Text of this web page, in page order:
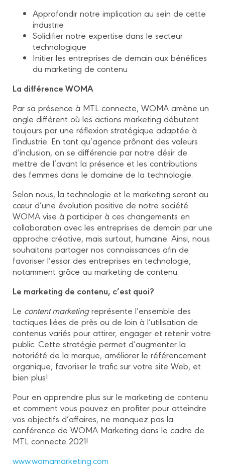
Approfondir notre implication au sein de cette
industrie
Solidifier notre expertise dans le secteur
technologique
Initier les entreprises de demain aux bénéfices
du marketing de contenu
La différence WOMA
Par sa présence à MTL connecte, WOMA amène un
angle différent où les actions marketing débutent
toujours par une réflexion stratégique adaptée à
l’industrie. En tant qu’agence prônant des valeurs
d’inclusion, on se différencie par notre désir de
mettre de l’avant la présence et les contributions
des femmes dans le domaine de la technologie.
Selon nous, la technologie et le marketing seront au
cœur d’une évolution positive de notre société.
WOMA vise à participer à ces changements en
collaboration avec les entreprises de demain par une
approche créative, mais surtout, humaine. Ainsi, nous
souhaitons partager nos connaissances afin de
favoriser l’essor des entreprises en technologie,
notamment grâce au marketing de contenu.
Le marketing de contenu, c’est quoi?
Le content marketingreprésente l’ensemble des
tactiques liées de près ou de loin à l’utilisation de
contenus variés pour attirer, engager et retenir votre
public. Cette stratégie permet d’augmenter la
notoriété de la marque, améliorer le référencement
organique, favoriser le trafic sur votre site Web, et
bien plus!
Pour en apprendre plus sur le marketing de contenu
et comment vous pouvez en profiter pour atteindre
vos objectifs d’affaires, ne manquez pas la
conférence de WOMA Marketing dans le cadre de
MTL connecte 2021!
www.womamarketing.com